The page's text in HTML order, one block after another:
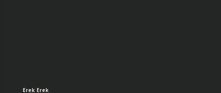
Erek Erek